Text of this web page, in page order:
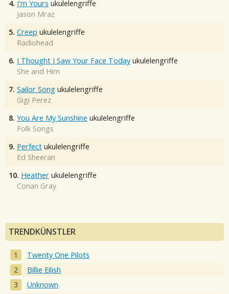
4. I'm Yours ukulelengriffe
Jason Mraz
5. Creep ukulelengriffe
Radiohead
6. I Thought I Saw Your Face Today ukulelengriffe
She and Him
7. Sailor Song ukulelengriffe
Gigi Perez
8. You Are My Sunshine ukulelengriffe
Folk Songs
9. Perfect ukulelengriffe
Ed Sheeran
10. Heather ukulelengriffe
Conan Gray
TRENDKÜNSTLER
Twenty One Pilots
Billie Eilish
Unknown